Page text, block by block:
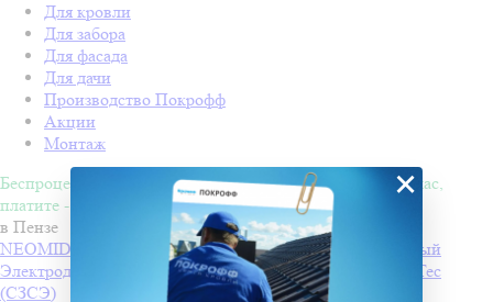
Для кровли
Для забора
Для фасада
Для дачи
Производство Покрофф
Акции
Монтаж
Беспроцентная рассрочка на 4 месяца. Покупайте - сейчас,
платите - потом!
в Пензе
NEOMID 430 eco Антисептик-консервант невымываемый
Электроды РЦ ТМ MONOLITH Производитель
PlasmaTec
(СЗСЭ)
×